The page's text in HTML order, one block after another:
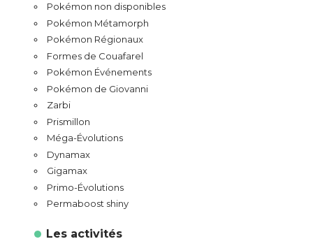
Pokémon non disponibles
Pokémon Métamorph
Pokémon Régionaux
Formes de Couafarel
Pokémon Événements
Pokémon de Giovanni
Zarbi
Prismillon
Méga-Évolutions
Dynamax
Gigamax
Primo-Évolutions
Permaboost shiny
Les activités